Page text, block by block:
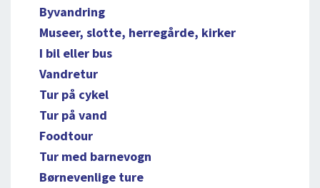
Byvandring
Museer, slotte, herregårde, kirker
I bil eller bus
Vandretur
Tur på cykel
Tur på vand
Foodtour
Tur med barnevogn
Børnevenlige ture